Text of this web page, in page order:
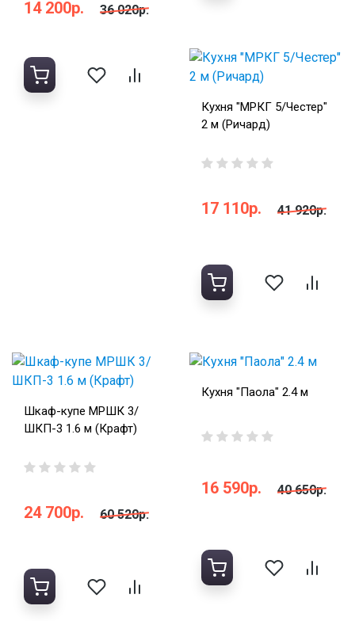
14 200р. 36 020р.
Кухня "МРКГ 5/Честер"
2 м (Ричард)
17 110р. 41 920р.
Шкаф-купе МРШК 3/
ШКП-3 1.6 м (Крафт)
24 700р. 60 520р.
Кухня "Паола" 2.4 м
16 590р. 40 650р.